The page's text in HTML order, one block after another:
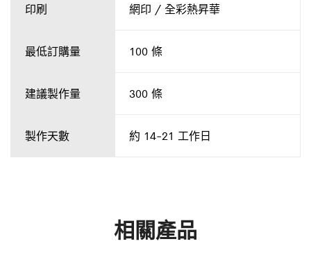
印刷 網印 / 全彩熱昇華
最低訂購量 100 條
建議製作量 300 條
製作天數 約 14-21 工作日
相關產品